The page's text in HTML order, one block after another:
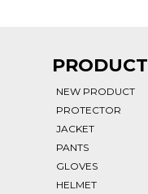
PRODUCT
NEW PRODUCT
PROTECTOR
JACKET
PANTS
GLOVES
HELMET